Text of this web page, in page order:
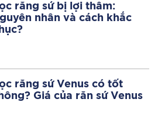
răng sứ bị lợi thâm:
nhân và cách khắc
răng sứ Venus có tốt
Giá của răn sứ Venus